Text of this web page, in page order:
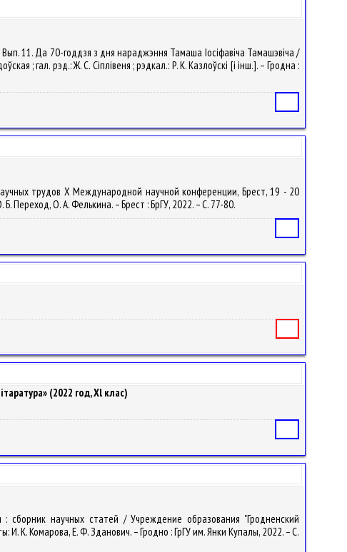
11. Да 70-годдзя з дня нараджэння Тамаша Іосіфавіча Тамашэвіча /
; гал. рэд.: Ж. С. Сіплівеня ; рэдкал.: Р. К. Казлоўскі [і інш.]. – Гродна :
трудов X Международной научной конференции, Брест, 19 - 20
Переход, О. А. Фелькина. – Брест : БрГУ, 2022. – С. 77-80.
(2022 год, Xl клас)
научных статей / Учреждение образования "Гродненский
К. Комарова, Е. Ф. Зданович. – Гродно : ГрГУ им. Янки Купалы, 2022. – С.